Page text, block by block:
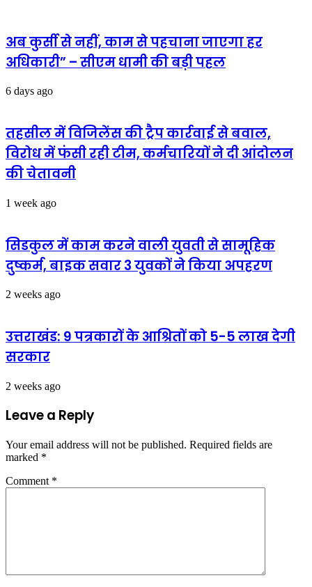
फिर
निराश
वीजा
,ठगे
साढ़े
लाख
अब कुर्सी से नहीं, काम से पहचाना जाएगा हर
अधिकारी” – सीएम धामी की बड़ी पहल
6 days ago
तहसील में विजिलेंस की ट्रैप कार्रवाई से बवाल,
विरोध में फंसी रही टीम, कर्मचारियों ने दी आंदोलन
की चेतावनी
1 week ago
सिडकुल में काम करने वाली युवती से सामूहिक
दुष्कर्म, बाइक सवार 3 युवकों ने किया अपहरण
2 weeks ago
उत्तराखंड: 9 पत्रकारों के आश्रितों को 5-5 लाख देगी
सरकार
2 weeks ago
Leave a Reply
Your email address will not be published. Required fields are
marked *
Comment *